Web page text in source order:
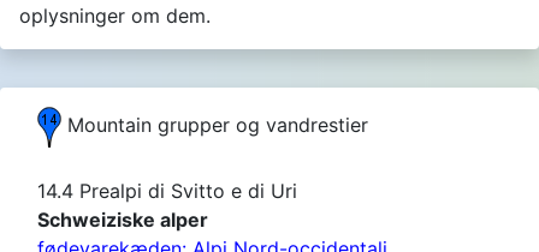
oplysninger om dem.
Mountain grupper og vandrestier
14.4 Prealpi di Svitto e di Uri
Schweiziske alper